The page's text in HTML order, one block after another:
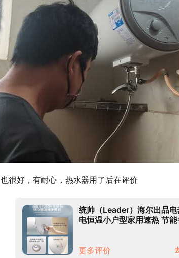
很好，有耐心，热水器用了后在评价
统帅（Leader）海尔出品
电恒温小户型家用速热 节
更多评价